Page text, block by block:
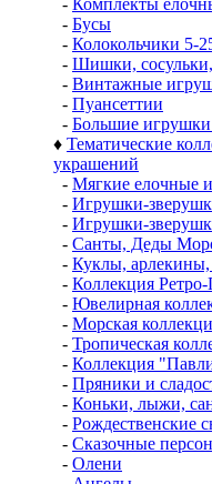
- Комплекты
- Бусы
- Колокольчики 5-
- Шишки,
- Винтажные
- Пуансеттии
- Большие игрушки
♦ Тематические
украшений
- Мягкие елочные
- Игрушки-
- Игрушки-
- Санты, Деды
- Куклы,
- Коллекция Ретро-
- Ювелирная
- Морская
- Тропическая
- Коллекция
- Пряники и
- Коньки, лыжи,
- Рождественские
- Сказочные
- Олени